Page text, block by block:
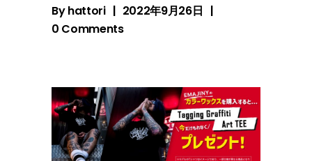
Byhattori
2022年9月26日
0 Comments